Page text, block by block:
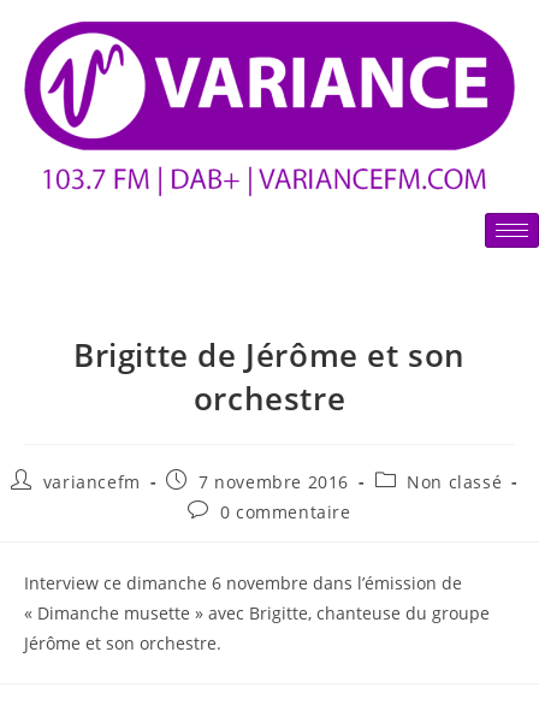
Brigitte de Jérôme et son
orchestre
variancefm 7 novembre 2016
Non classé
0 commentaire
Interview ce dimanche 6 novembre dans l’émission de
« Dimanche musette » avec Brigitte, chanteuse du groupe
Jérôme et son orchestre.